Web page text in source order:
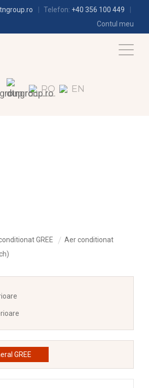
Telefon: +40 356 100 449
Contul meu
RO EN
GREE
Aer conditionat
GREE